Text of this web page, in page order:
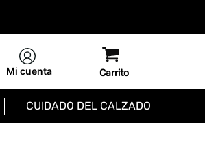
Mi cuenta
CUIDADO DEL CALZADO